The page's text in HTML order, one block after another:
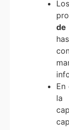
de
la